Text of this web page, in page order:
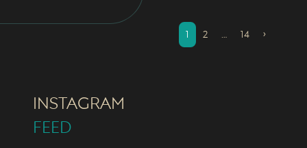
1 2 … 14 ›
INSTAGRAM
FEED